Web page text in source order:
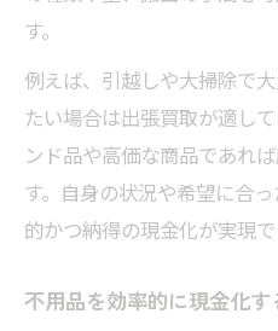
す。
例えば、引越しや大掃除で
たい場合は出張買取が適し
ンド品や高価な商品であれ
す。自身の状況や希望に合
的かつ納得の現金化が実現で
不用品を効率的に現金化